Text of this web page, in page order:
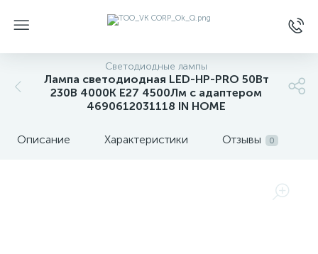
Светодиодные лампы
Лампа светодиодная LED-HP-PRO 50Вт
230В 4000К E27 4500Лм с адаптером
4690612031118 IN HOME
Описание Характеристики Отзывы 0